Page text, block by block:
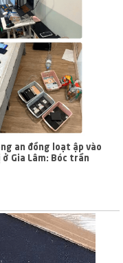
an đồng loạt ập vào
Gia Lâm: Bóc trần